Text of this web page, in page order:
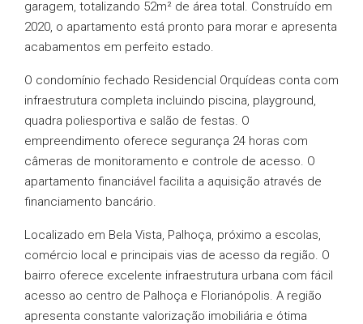
garagem, totalizando 52m² de área total. Construído em
2020, o apartamento está pronto para morar e apresenta
acabamentos em perfeito estado.
O condomínio fechado Residencial Orquídeas conta com
infraestrutura completa incluindo piscina, playground,
quadra poliesportiva e salão de festas. O
empreendimento oferece segurança 24 horas com
câmeras de monitoramento e controle de acesso. O
apartamento financiável facilita a aquisição através de
financiamento bancário.
Localizado em Bela Vista, Palhoça, próximo a escolas,
comércio local e principais vias de acesso da região. O
bairro oferece excelente infraestrutura urbana com fácil
acesso ao centro de Palhoça e Florianópolis. A região
apresenta constante valorização imobiliária e ótima